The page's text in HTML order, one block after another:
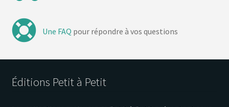
Une FAQ pour répondre à vos questions
Éditions Petit à Petit